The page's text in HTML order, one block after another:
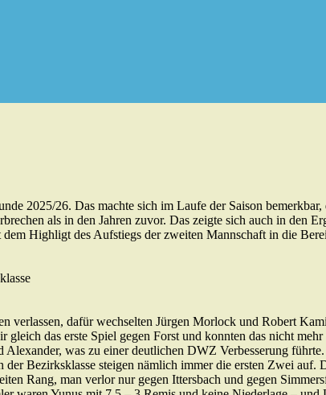
2025/26. Das machte sich im Laufe der Saison
als in den Jahren zuvor. Das zeigte sich auch in den
Highligt des Aufstiegs der zweiten Mannschaft in die
verlassen, dafür wechselten Jürgen Morlock und Robert
das erste Spiel gegen Forst und konnten das nicht
was zu einer deutlichen DWZ Verbesserung führte.
Bezirksklasse steigen nämlich immer die ersten Zwei auf.
Rang, man verlor nur gegen Ittersbach und gegen